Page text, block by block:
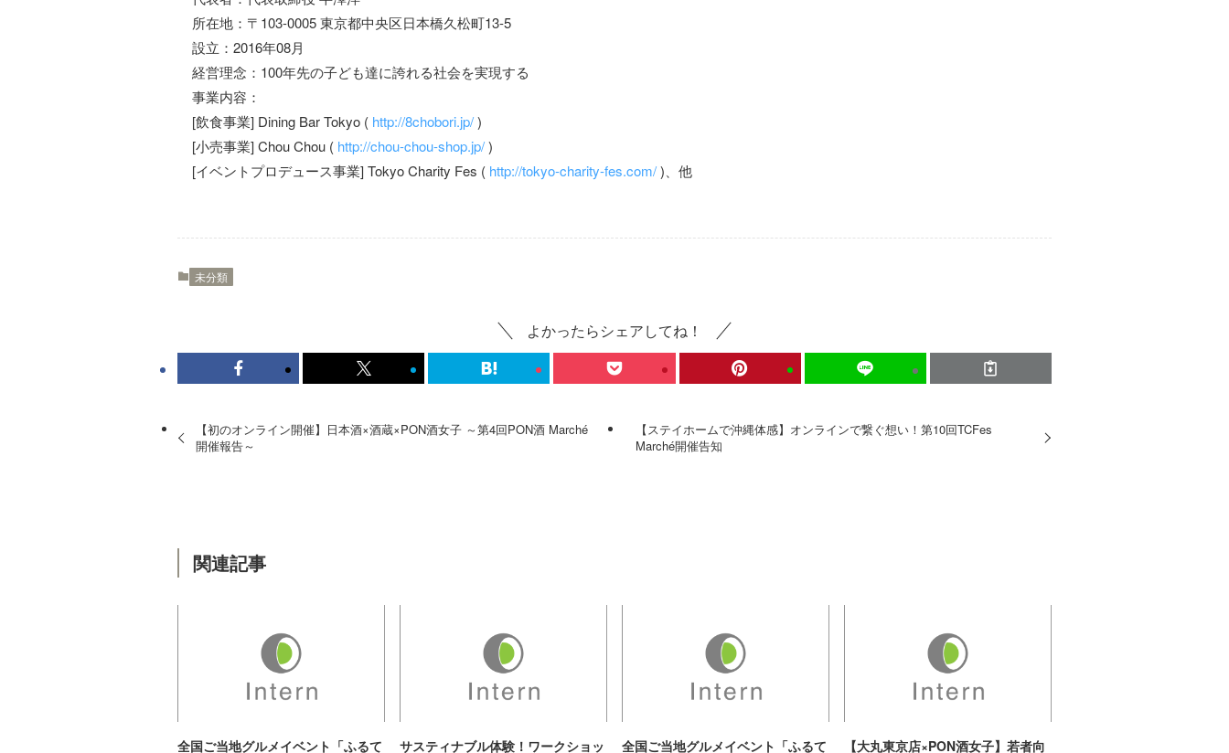
所在地：〒103-0005 東京都中央区日本橋久松町13-5
設立：2016年08月
経営理念：100年先の子ども達に誇れる社会を実現する
事業内容：
[飲食事業] Dining Bar Tokyo ( http://8chobori.jp/)
[小売事業] Chou Chou ( http://chou-chou-shop.jp/)
[イベントプロデュース事業] Tokyo Charity Fes ( http://tokyo-charity-fes.com/)、他
未分類
よかったらシェアしてね！
【初のオンライン開催】日本酒×酒蔵×PON酒女子 ～第4回PON酒 Marché
開催報告～
【ステイホームで沖縄体感】オンラインで繋ぐ想い！第10回TCFes
Marché開催告知
関連記事
全国ご当地グルメイベント「ふるて サスティナブル体験！ワークショッ 全国ご当地グルメイベント「ふるて 【大丸東京店×PON酒女子】若者向